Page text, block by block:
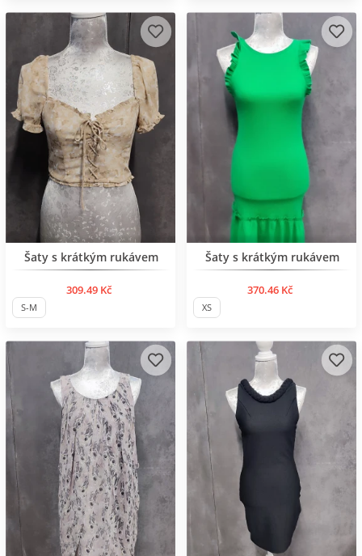
Нов продукт
Šaty s krátkým rukávem
309.49 Kč
S-M
Нов продукт
Šaty s krátkým rukávem
370.46 Kč
XS